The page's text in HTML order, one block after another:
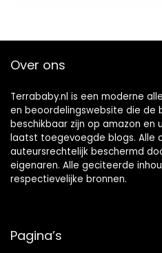
babyshower
Over ons
Terrababy.nl is een moderne
en beoordelingswebsite die de
beschikbaar zijn op amazon
laatst toegevoegde blogs. Alle
auteursrechtelijk beschermd
eigenaren. Alle geciteerde
respectievelijke bronnen.
Pagina’s